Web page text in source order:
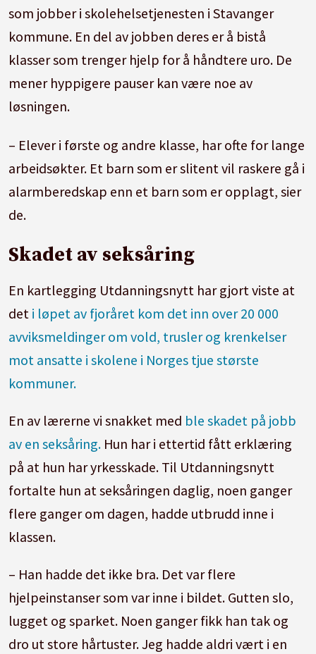
som jobber i skolehelsetjenesten i Stavanger
kommune. En del av jobben deres er å bistå
klasser som trenger hjelp for å håndtere uro. De
mener hyppigere pauser kan være noe av
løsningen.
– Elever i første og andre klasse, har ofte for lange
arbeidsøkter. Et barn som er slitent vil raskere gå i
alarmberedskap enn et barn som er opplagt, sier
de.
Skadet av seksåring
En kartlegging Utdanningsnytt har gjort viste at
det i løpet av fjoråret kom det inn over 20 000
avviksmeldinger om vold, trusler og krenkelser
mot ansatte i skolene i Norges tjue største
kommuner.
En av lærerne vi snakket med ble skadet på jobb
av en seksåring. Hun har i ettertid fått erklæring
på at hun har yrkesskade. Til Utdanningsnytt
fortalte hun at seksåringen daglig, noen ganger
flere ganger om dagen, hadde utbrudd inne i
klassen.
– Han hadde det ikke bra. Det var flere
hjelpeinstanser som var inne i bildet. Gutten slo,
lugget og sparket. Noen ganger fikk han tak og
dro ut store hårtuster. Jeg hadde aldri vært i en